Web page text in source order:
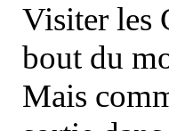
Visiter les
bout du
Mais